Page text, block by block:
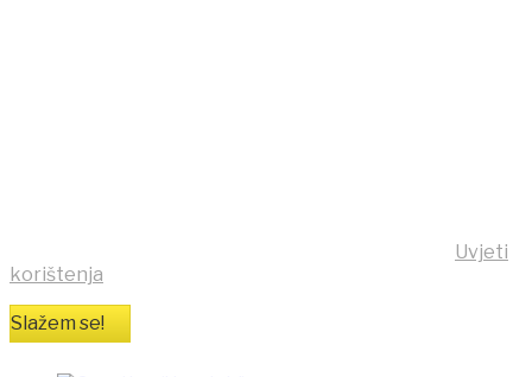
Uvjeti
korištenja
Slažem se!